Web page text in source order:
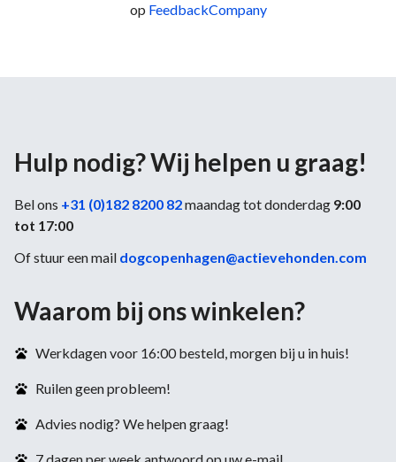
op FeedbackCompany
Hulp nodig? Wij helpen u graag!
Bel ons +31 (0)182 8200 82maandag tot donderdag 9:00
tot 17:00
Of stuur een mail dogcopenhagen@actievehonden.com
Waarom bij ons winkelen?
Werkdagen voor 16:00 besteld, morgen bij u in huis!
Ruilen geen probleem!
Advies nodig? We helpen graag!